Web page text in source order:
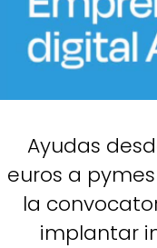
Ayudas
euros a
la
implantar